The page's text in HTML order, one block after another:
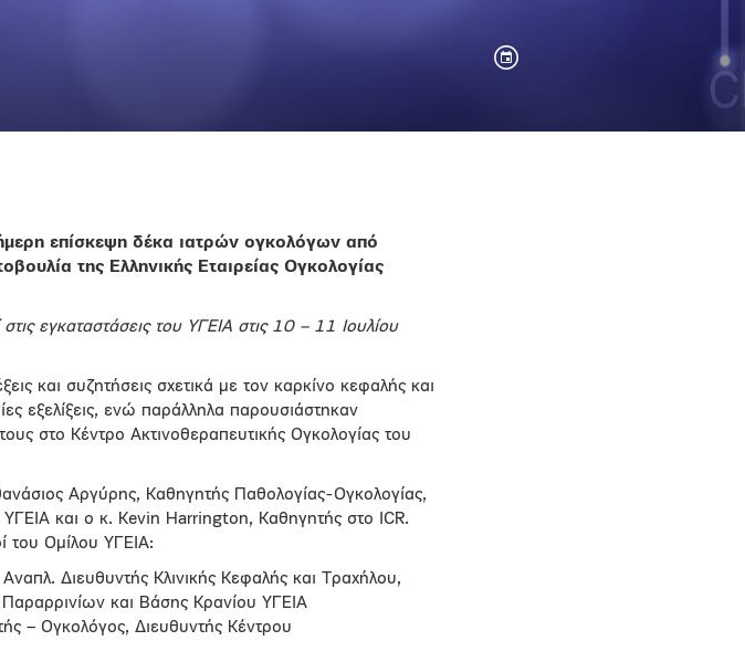
επίσκεψη δέκα ιατρών ογκολόγων από
της Ελληνικής Εταιρείας Ογκολογίας
εγκαταστάσεις του ΥΓΕΙΑ στις 10 – 11 Ιουλίου
και συζητήσεις σχετικά με τον καρκίνο κεφαλής και
εξελίξεις, ενώ παράλληλα παρουσιάστηκαν
στο Κέντρο Ακτινοθεραπευτικής Ογκολογίας του
Αργύρης, Καθηγητής Παθολογίας-Ογκολογίας,
και ο κ. Kevin Harrington, Καθηγητής στο ΙCR.
του Ομίλου ΥΓΕΙΑ:
Διευθυντής Κλινικής Κεφαλής και Τραχήλου,
και Βάσης Κρανίου ΥΓΕΙΑ
– Ογκολόγος, Διευθυντής Κέντρου